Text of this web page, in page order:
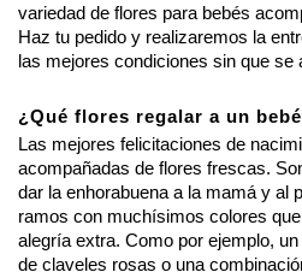
variedad de flores para bebés
Haz tu pedido y realizaremos la
las mejores condiciones sin que se
¿Qué flores regalar a un
Las mejores felicitaciones de
acompañadas de flores frescas.
dar la enhorabuena a la mamá y al
ramos con muchísimos colores
alegría extra. Como por ejemplo,
de claveles rosas o una